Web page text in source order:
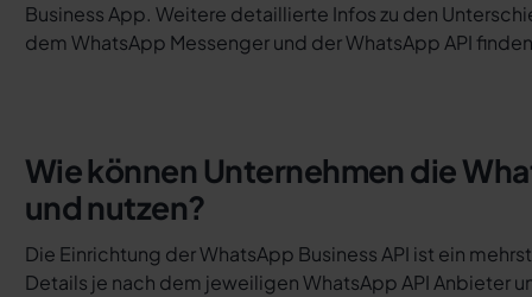
Business App. Weitere detaillierte Infos zu den
dem WhatsApp Messenger und der WhatsApp API
Wie können Unternehmen die
und nutzen?
Die Einrichtung der WhatsApp Business API ist ein
Details je nach dem jeweiligen WhatsApp API Anbieter